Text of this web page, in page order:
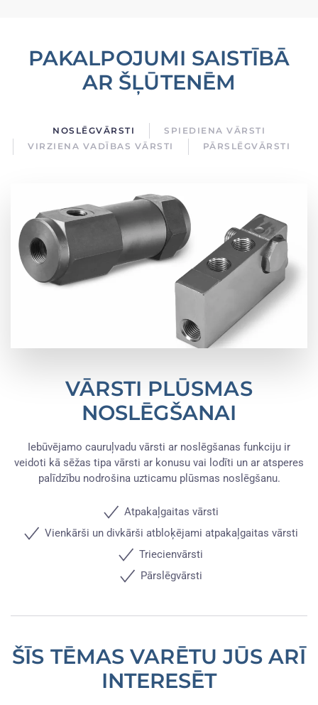
PAKALPOJUMI SAISTĪBĀ
AR ŠĻŪTENĒM
NOSLĒGVĀRSTI
SPIEDIENA VĀRSTI
VIRZIENA VADĪBAS VĀRSTI
PĀRSLĒGVĀRSTI
VĀRSTI PLŪSMAS
NOSLĒGŠANAI
Iebūvējamo cauruļvadu vārsti ar noslēgšanas funkciju ir
veidoti kā sēžas tipa vārsti ar konusu vai lodīti un ar atsperes
palīdzību nodrošina uzticamu plūsmas noslēgšanu.
Atpakaļgaitas vārsti
Vienkārši un divkārši atbloķējami atpakaļgaitas vārsti
Triecienvārsti
Pārslēgvārsti
ŠĪS TĒMAS VARĒTU JŪS ARĪ
INTERESĒT